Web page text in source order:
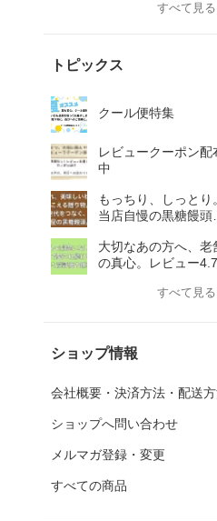
すべて見る
トピックス
クール便特集
レビュークーポン配
中
もっちり、しっとり。
当店自慢の黒糖饅頭
め合わせました。
大切なあの方へ、老
の真心。レビュー4.7
み夫婦もなか』すべて見る
ショップ情報
会社概要・決済方法・配送
ショップへ問い合わせ
メルマガ登録・変更
すべての商品